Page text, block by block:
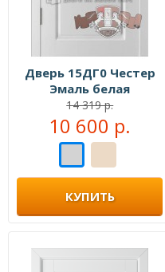
Дверь 15ДГ0 Честер
Эмаль белая
14 319 р.
10 600 р.
КУПИТЬ